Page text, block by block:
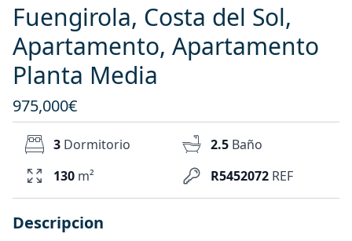
Fuengirola, Costa del Sol,
Apartamento, Apartamento
Planta Media
975,000€
R5452072 REF
3 Dormitorio 2.5 Baño
130 m²
Descripcion